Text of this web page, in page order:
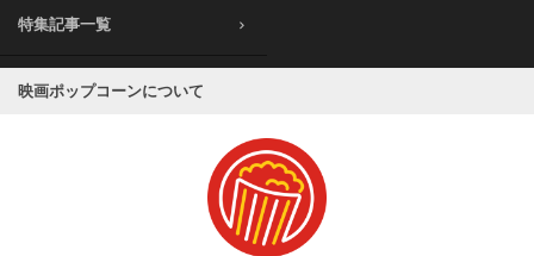
特集記事一覧
映画ポップコーンについて